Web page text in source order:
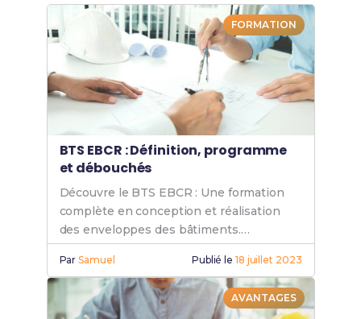
FORMATION
BTS EBCR : Définition, programme
et débouchés
Découvre le BTS EBCR : Une formation
complète en conception et réalisation
des enveloppes des bâtiments.
Programme, débouchés et diplôme pour
booster ta carrière.
ParSamuel Publié le 18 juillet 2023
AVANTAGES